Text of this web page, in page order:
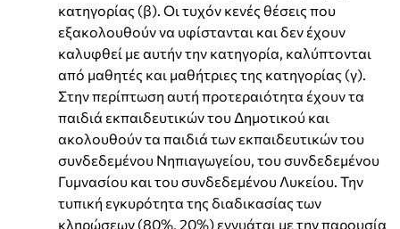
κατηγορίας (β). Οι τυχόν κενές θέσεις που
εξακολουθούν να υφίστανται και δεν έχουν
καλυφθεί με αυτήν την κατηγορία, καλύπτονται
από μαθητές και μαθήτριες της κατηγορίας (γ).
Στην περίπτωση αυτή προτεραιότητα έχουν τα
παιδιά εκπαιδευτικών του Δημοτικού και
ακολουθούν τα παιδιά των εκπαιδευτικών του
συνδεδεμένου Νηπιαγωγείου, του συνδεδεμένου
Γυμνασίου και του συνδεδεμένου Λυκείου. Την
τυπική εγκυρότητα της διαδικασίας των
κληρώσεων (80%, 20%) εγγυάται με την παρουσία